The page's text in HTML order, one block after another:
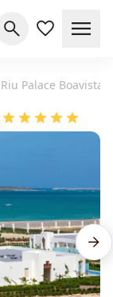
Riu Palace Boavista